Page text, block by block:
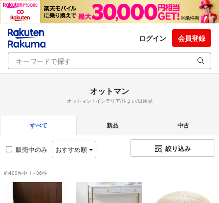
ログイン 会員登録
オットマン
オットマン / インテリア/住まい/日用品
すべて 新品 中古
販売中のみ おすすめ順 絞り込み
約400件中 1 - 36件